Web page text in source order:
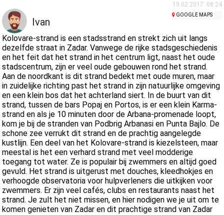
webcams
Ontmoet Kroatië
musea
15.02.2017. 08:24
Ivan
GOOGLE MAPS
Kolovare-strand is een stadsstrand en strekt zich uit langs
dezelfde straat in Zadar. Vanwege de rijke stadsgeschiedenis
en het feit dat het strand in het centrum ligt, naast het oude
stadscentrum, zijn er veel oude gebouwen rond het strand.
Aan de noordkant is dit strand bedekt met oude muren, maar
in zuidelijke richting past het strand in zijn natuurlijke omgeving
en een klein bos dat het achterland siert. In de buurt van dit
strand, tussen de bars Popaj en Portos, is er een klein Karma-
strand en als je 10 minuten door de Arbana-promenade loopt,
kom je bij de stranden van Podbrig Arbanasi en Punta Bajlo. De
schone zee verrukt dit strand en de prachtig aangelegde
kustlijn. Een deel van het Kolovare-strand is kiezelsteen, maar
meestal is het een verhard strand met veel modderige
toegang tot water. Ze is populair bij zwemmers en altijd goed
gevuld. Het strand is uitgerust met douches, kleedhokjes en
verhoogde observatoria voor hulpverleners die uitkijken voor
zwemmers. Er zijn veel cafés, clubs en restaurants naast het
strand. Je zult het niet missen, en hier nodigen we je uit om te
komen genieten van Zadar en dit prachtige strand van Zadar